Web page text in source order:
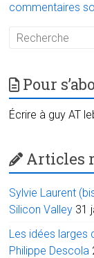
commentaires
Pour
Écrire à guy AT
Articles
Sylvie Laurent
Silicon Valley 31
Les idées larges
Philippe Descola